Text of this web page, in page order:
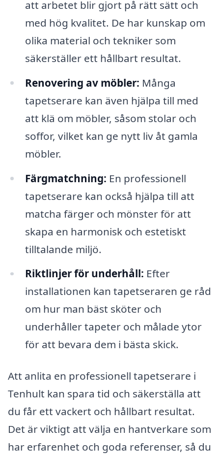
att arbetet blir gjort på rätt sätt och
med hög kvalitet. De har kunskap om
olika material och tekniker som
säkerställer ett hållbart resultat.
Renovering av möbler: Många
tapetserare kan även hjälpa till med
att klä om möbler, såsom stolar och
soffor, vilket kan ge nytt liv åt gamla
möbler.
Färgmatchning: En professionell
tapetserare kan också hjälpa till att
matcha färger och mönster för att
skapa en harmonisk och estetiskt
tilltalande miljö.
Riktlinjer för underhåll: Efter
installationen kan tapetseraren ge råd
om hur man bäst sköter och
underhåller tapeter och målade ytor
för att bevara dem i bästa skick.
Att anlita en professionell tapetserare i
Tenhult kan spara tid och säkerställa att
du får ett vackert och hållbart resultat.
Det är viktigt att välja en hantverkare som
har erfarenhet och goda referenser, så du